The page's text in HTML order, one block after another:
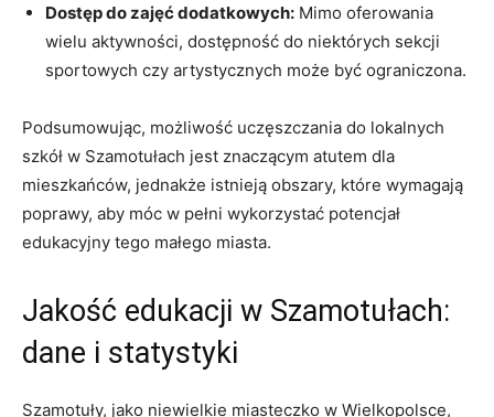
Dostęp do zajęć dodatkowych: Mimo oferowania
wielu aktywności, dostępność do niektórych sekcji
sportowych czy artystycznych może być ograniczona.
Podsumowując, możliwość uczęszczania do lokalnych
szkół w Szamotułach jest znaczącym atutem dla
mieszkańców, jednakże istnieją obszary, które wymagają
poprawy, aby móc w pełni wykorzystać potencjał
edukacyjny tego małego miasta.
Jakość edukacji w Szamotułach:
dane i statystyki
Szamotuły, jako niewielkie miasteczko w Wielkopolsce,